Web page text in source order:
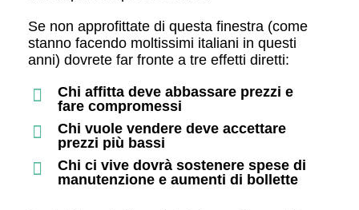
Se non approfittate di questa finestra (come
stanno facendo moltissimi italiani in questi
anni) dovrete far fronte a tre effetti diretti:
Chi affitta deve abbassare prezzi e
fare compromessi
Chi vuole vendere deve accettare
prezzi più bassi
Chi ci vive dovrà sostenere spese di
manutenzione e aumenti di bollette